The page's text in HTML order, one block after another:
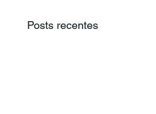
Posts recentes